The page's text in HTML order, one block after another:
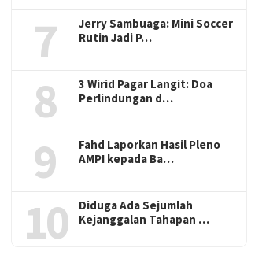
7
Jerry Sambuaga: Mini Soccer
Rutin Jadi P…
8
3 Wirid Pagar Langit: Doa
Perlindungan d…
9
Fahd Laporkan Hasil Pleno
AMPI kepada Ba…
10
Diduga Ada Sejumlah
Kejanggalan Tahapan …